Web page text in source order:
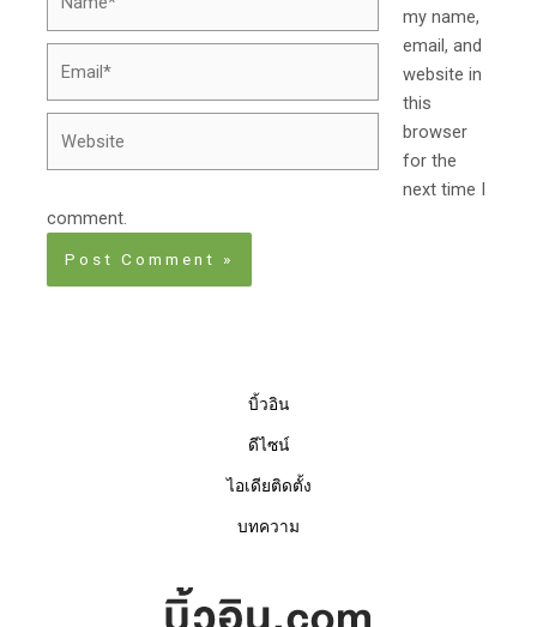
my name,
email, and
website in
this
browser
for the
next time I
comment.
บิ้วอิน
ดีไซน์
ไอเดียติดตั้ง
บทความ